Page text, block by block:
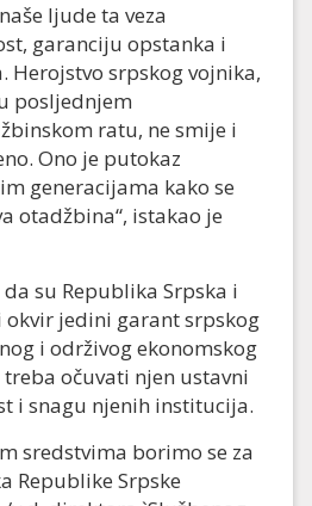
ljude ta veza
garanciju opstanka i
Herojstvo srpskog vojnika,
posljednjem
ratu, ne smije i
Ono je putokaz
generacijama kako se
otadžbina“, istakao je
su Republika Srpska i
jedini garant srpskog
i održivog ekonomskog
očuvati njen ustavni
i snagu njenih institucija.
sredstvima borimo se za
Republike Srpske